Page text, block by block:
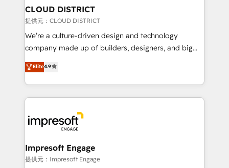
inbound and loop marketing, content, and digital
creativity. Our multicultural team works in Spanish,
Portuguese, and English to design scalable strategies
that drive measurable growth. 🌎 Highlights: • 10+
Platform Migration Excellence. • Top 3 Partner of the
Year LATAM 2022, 2023, 2024, 2025. • Partner of the
business with HubSpot? Let Cebra’s experts help
you grow faster, smarter, and with impact.
CLOUD DISTRICT
提供元：CLOUD DISTRICT
We’re a culture-driven design and technology
company made up of builders, designers, and big
thinkers. We blend strategy, design, and
development—always fueled by curiosity—to turn
ideas, opportunities, and challenges into meaningful
experiences. To us, technology is more than just
and—most importantly—simple. That’s why we lean
into bold ideas and shape them into thoughtful
products and strategies that actually make a
difference.
Elite4.9
Impresoft Engage
提供元：Impresoft Engage